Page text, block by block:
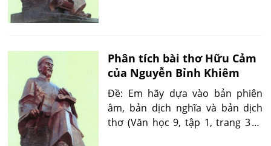
Phân tích bài thơ Hữu Cảm
của Nguyễn Bỉnh Khiêm
Đề: Em hãy dựa vào bản phiên
âm, bản dịch nghĩa và bản dịch
thơ (Văn học 9, tập 1, trang 38 -